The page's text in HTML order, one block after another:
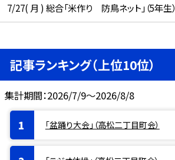
7/27( 月 ) 総合「米作り 防鳥ネット」（5年生）
記事ランキング（上位10位）
集計期間：2026/7/9～2026/8/8
「盆踊り大会」（高松二丁目町会）